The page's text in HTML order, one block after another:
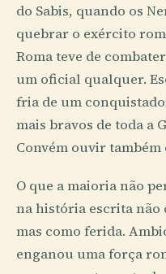
do Sabis, quando os
quebrar o exército
Roma teve de
um oficial qualquer.
fria de um
mais bravos de toda a
Convém ouvir
O que a maioria não
na história escrita
mas como ferida.
enganou uma força